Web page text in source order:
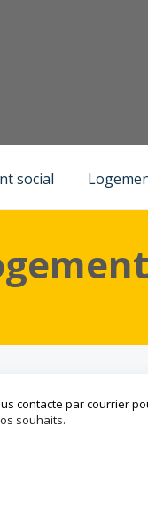
social
contacte par courrier
souhaits.